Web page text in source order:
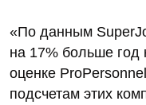
«По данным
на 17% больше год
оценке
подсчетам этих